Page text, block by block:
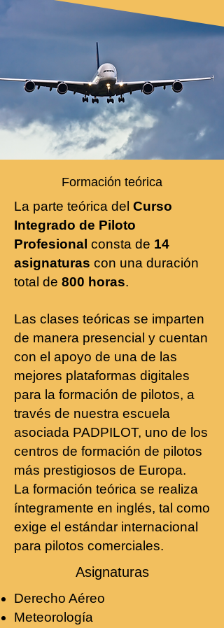
Formación teórica
La parte teórica del Curso
Integrado de Piloto
Profesional consta de 14
asignaturas con una duración
total de 800 horas.
Las clases teóricas se imparten
de manera presencial y cuentan
con el apoyo de una de las
mejores plataformas digitales
para la formación de pilotos, a
través de nuestra escuela
asociada PADPILOT, uno de los
centros de formación de pilotos
más prestigiosos de Europa.
La formación teórica se realiza
íntegramente en inglés, tal como
exige el estándar internacional
para pilotos comerciales.
Asignaturas
Derecho Aéreo
Meteorología